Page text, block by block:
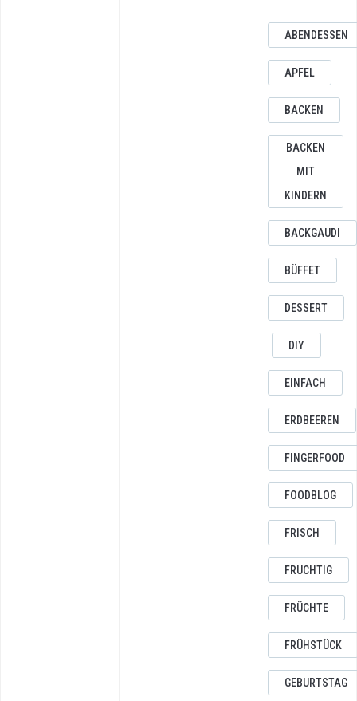
ABENDESSEN
APFEL
BACKEN
BACKEN
MIT
KINDERN
BACKGAUDI
BÜFFET
DESSERT
DIY
EINFACH
ERDBEEREN
FINGERFOOD
FOODBLOG
FRISCH
FRUCHTIG
FRÜCHTE
FRÜHSTÜCK
GEBURTSTAG